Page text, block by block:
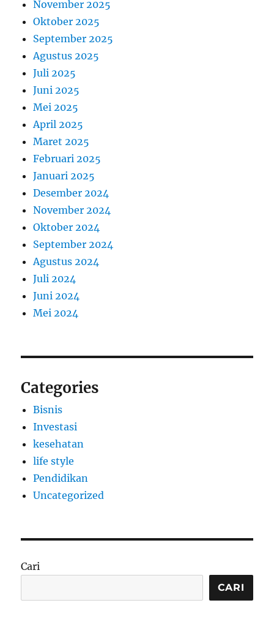
November 2025
Oktober 2025
September 2025
Agustus 2025
Juli 2025
Juni 2025
Mei 2025
April 2025
Maret 2025
Februari 2025
Januari 2025
Desember 2024
November 2024
Oktober 2024
September 2024
Agustus 2024
Juli 2024
Juni 2024
Mei 2024
Categories
Bisnis
Investasi
kesehatan
life style
Pendidikan
Uncategorized
Cari
CARI